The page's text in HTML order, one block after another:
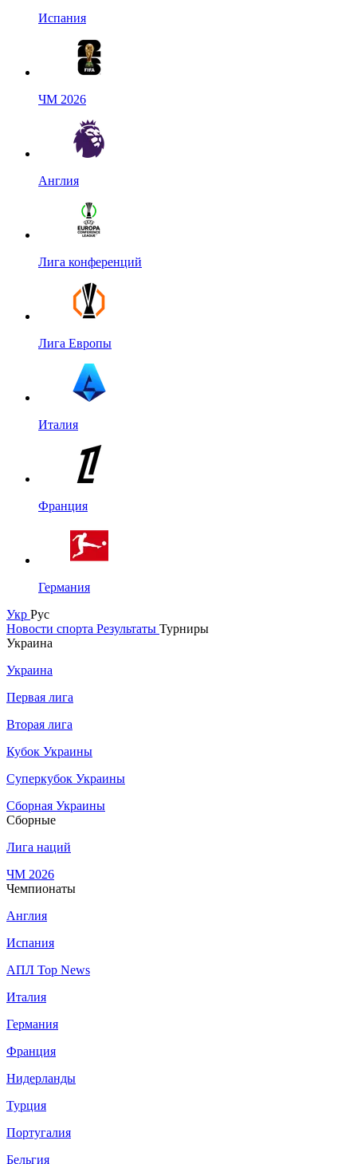
Испания
ЧМ 2026
Англия
Лига конференций
Лига Европы
Италия
Франция
Германия
Укр Рус
Новости спорта Результаты Турниры
Украина
Украина
Первая лига
Вторая лига
Кубок Украины
Суперкубок Украины
Сборная Украины
Сборные
Лига наций
ЧМ 2026
Чемпионаты
Англия
Испания
АПЛ Top News
Италия
Германия
Франция
Нидерланды
Турция
Португалия
Бельгия